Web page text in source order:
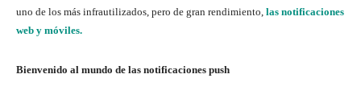
uno de los más infrautilizados, pero de gran rendimiento, las notificaciones
web y móviles.
Bienvenido al mundo de las notificaciones push